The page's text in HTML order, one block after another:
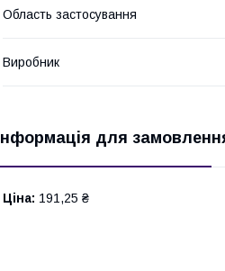
Область застосування
Виробник
Інформація для
Ціна: 191,25 ₴